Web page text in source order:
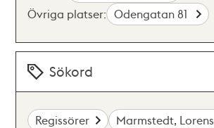
Övriga platser: Odengatan 81
Sökord
Regissörer
Marmstedt, Lorens